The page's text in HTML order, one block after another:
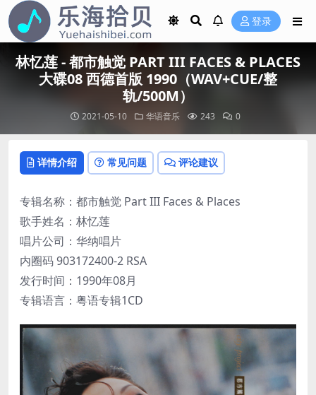
登录
林忆莲 - 都市触觉 PART III FACES & PLACES
大碟08 西德首版 1990（WAV+CUE/整
轨/500M）
2021-05-10 华语音乐 243 0
详情介绍 常见问题 评论建议
专辑名称：都市触觉 Part III Faces & Places
歌手姓名：林忆莲
唱片公司：华纳唱片
内圈码 903172400-2 RSA
发行时间：1990年08月
专辑语言：粤语专辑1CD